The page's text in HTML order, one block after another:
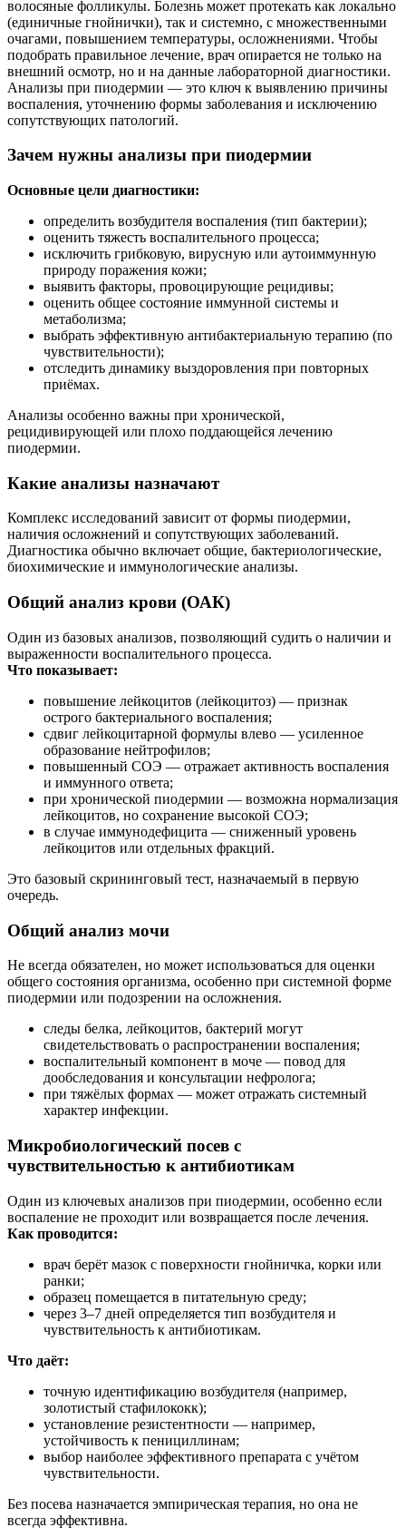
волосяные фолликулы. Болезнь может протекать как локально
(единичные гнойнички), так и системно, с множественными
очагами, повышением температуры, осложнениями. Чтобы
подобрать правильное лечение, врач опирается не только на
внешний осмотр, но и на данные лабораторной диагностики.
Анализы при пиодермии — это ключ к выявлению причины
воспаления, уточнению формы заболевания и исключению
сопутствующих патологий.
Зачем нужны анализы при пиодермии
Основные цели диагностики:
определить возбудителя воспаления (тип бактерии);
оценить тяжесть воспалительного процесса;
исключить грибковую, вирусную или аутоиммунную
природу поражения кожи;
выявить факторы, провоцирующие рецидивы;
оценить общее состояние иммунной системы и
метаболизма;
выбрать эффективную антибактериальную терапию (по
чувствительности);
отследить динамику выздоровления при повторных
приёмах.
Анализы особенно важны при хронической,
рецидивирующей или плохо поддающейся лечению
пиодермии.
Какие анализы назначают
Комплекс исследований зависит от формы пиодермии,
наличия осложнений и сопутствующих заболеваний.
Диагностика обычно включает общие, бактериологические,
биохимические и иммунологические анализы.
Общий анализ крови (ОАК)
Один из базовых анализов, позволяющий судить о наличии и
выраженности воспалительного процесса.
Что показывает:
повышение лейкоцитов (лейкоцитоз) — признак
острого бактериального воспаления;
сдвиг лейкоцитарной формулы влево — усиленное
образование нейтрофилов;
повышенный СОЭ — отражает активность воспаления
и иммунного ответа;
при хронической пиодермии — возможна нормализация
лейкоцитов, но сохранение высокой СОЭ;
в случае иммунодефицита — сниженный уровень
лейкоцитов или отдельных фракций.
Это базовый скрининговый тест, назначаемый в первую
очередь.
Общий анализ мочи
Не всегда обязателен, но может использоваться для оценки
общего состояния организма, особенно при системной форме
пиодермии или подозрении на осложнения.
следы белка, лейкоцитов, бактерий могут
свидетельствовать о распространении воспаления;
воспалительный компонент в моче — повод для
дообследования и консультации нефролога;
при тяжёлых формах — может отражать системный
характер инфекции.
Микробиологический посев с
чувствительностью к антибиотикам
Один из ключевых анализов при пиодермии, особенно если
воспаление не проходит или возвращается после лечения.
Как проводится:
врач берёт мазок с поверхности гнойничка, корки или
ранки;
образец помещается в питательную среду;
через 3–7 дней определяется тип возбудителя и
чувствительность к антибиотикам.
Что даёт:
точную идентификацию возбудителя (например,
золотистый стафилококк);
установление резистентности — например,
устойчивость к пенициллинам;
выбор наиболее эффективного препарата с учётом
чувствительности.
Без посева назначается эмпирическая терапия, но она не
всегда эффективна.